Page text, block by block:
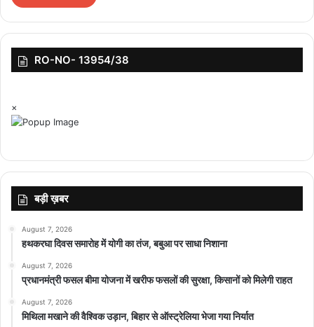
राज हुआ करता था। हालांकि 2022 की बगावत के बाद आज इन दोनों प्रमुख
निकायों पर बीजेपी ने पूरी तरह अपना कब्जा जमा लिया है। दानवे ने बताया कि
लड़ती आ रही थी। लेकिन इस बार बीजेपी ने शिंदे गुट के दावों को दरकिनार करते
हुए वहां अपना खुद का उम्मीदवार खड़ा कर दिया है। इस कदम ने शिंदे गुट के
RO-NO- 13954/38
×
बड़ी ख़बर
August 7, 2026
हथकरघा दिवस समारोह में योगी का तंज, बबुआ पर साधा निशाना
August 7, 2026
प्रधानमंत्री फसल बीमा योजना में खरीफ फसलों की सुरक्षा, किसानों को मिलेगी राहत
August 7, 2026
मिथिला मखाने की वैश्विक उड़ान, बिहार से ऑस्ट्रेलिया भेजा गया निर्यात